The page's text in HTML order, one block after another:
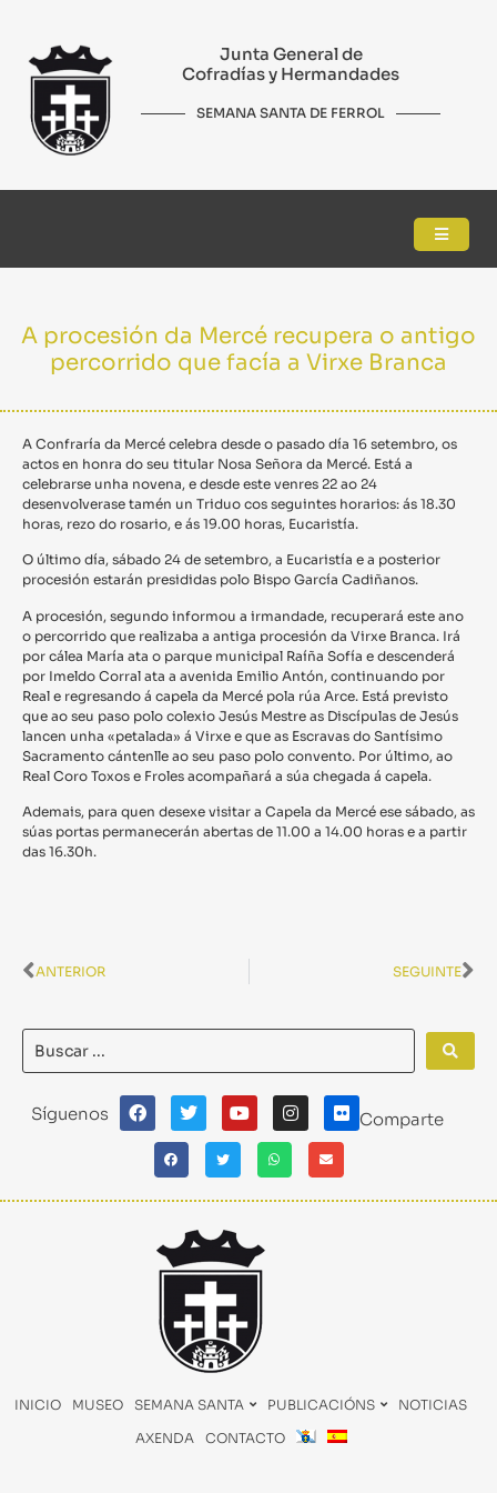
Junta General de
Cofradías y Hermandades
SEMANA SANTA DE FERROL
A procesión da Mercé recupera o antigo
percorrido que facía a Virxe Branca
A Confraría da Mercé celebra desde o pasado día 16 setembro, os
actos en honra do seu titular Nosa Señora da Mercé. Está a
celebrarse unha novena, e desde este venres 22 ao 24
desenvolverase tamén un Triduo cos seguintes horarios: ás 18.30
horas, rezo do rosario, e ás 19.00 horas, Eucaristía.
O último día, sábado 24 de setembro, a Eucaristía e a posterior
procesión estarán presididas polo Bispo García Cadiñanos.
A procesión, segundo informou a irmandade, recuperará este ano
o percorrido que realizaba a antiga procesión da Virxe Branca. Irá
por cálea María ata o parque municipal Raíña Sofía e descenderá
por Imeldo Corral ata a avenida Emilio Antón, continuando por
Real e regresando á capela da Mercé pola rúa Arce. Está previsto
que ao seu paso polo colexio Jesús Mestre as Discípulas de Jesús
lancen unha «petalada» á Virxe e que as Escravas do Santísimo
Sacramento cántenlle ao seu paso polo convento. Por último, ao
Real Coro Toxos e Froles acompañará a súa chegada á capela.
Ademais, para quen desexe visitar a Capela da Mercé ese sábado, as
súas portas permanecerán abertas de 11.00 a 14.00 horas e a partir
das 16.30h.
ANTERIOR SEGUINTE
Síguenos Comparte
INICIO MUSEO SEMANA SANTA PUBLICACIÓNS
NOTICIAS
AXENDA
CONTACTO